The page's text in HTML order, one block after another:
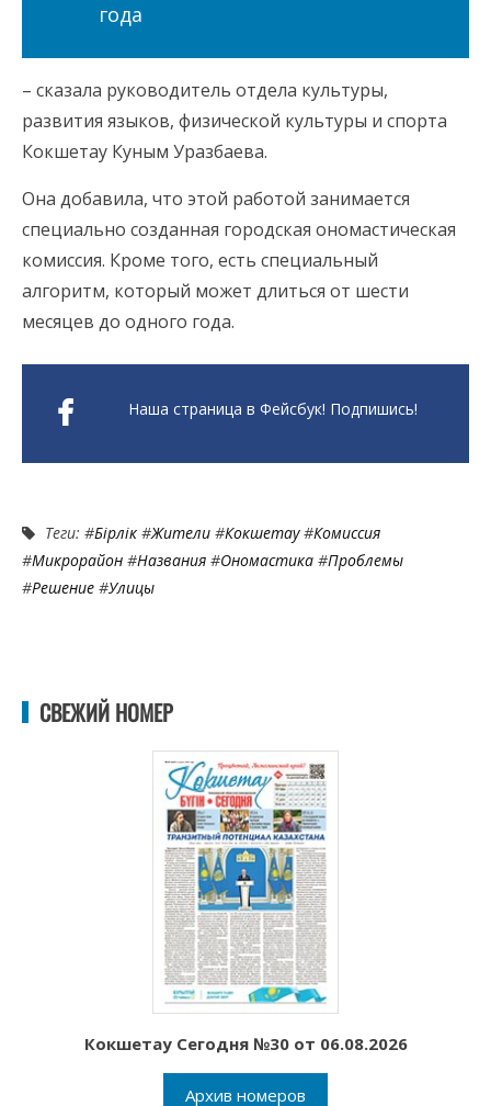
года
– сказала руководитель отдела культуры,
развития языков, физической культуры и спорта
Кокшетау Куным Уразбаева.
Она добавила, что этой работой занимается
специально созданная городская ономастическая
комиссия. Кроме того, есть специальный
алгоритм, который может длиться от шести
месяцев до одного года.
Наша страница в Фейсбук! Подпишись!
Теги: #Бiрлiк #Жители #Кокшетау#Комиссия
#Микрорайон #Названия #Ономастика #Проблемы
#Решение #Улицы
СВЕЖИЙ НОМЕР
Кокшетау Сегодня №30 от 06.08.2026
Архив номеров